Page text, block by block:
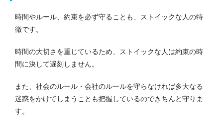
時間やルール、約束を必ず守ることも、ストイックな人の特
徴です。
時間の大切さを重じているため、ストイックな人は約束の時
間に決して遅刻しません。
また、社会のルール・会社のルールを守らなければ多大なる
迷惑をかけてしまうことも把握しているのできちんと守りま
す。